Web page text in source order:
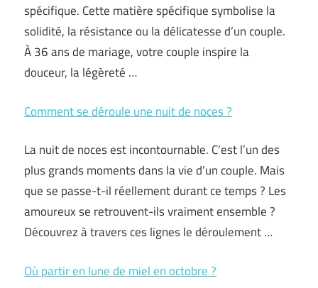
spécifique. Cette matière spécifique symbolise la
solidité, la résistance ou la délicatesse d’un couple.
À 36 ans de mariage, votre couple inspire la
douceur, la légèreté …
Comment se déroule une nuit de noces ?
La nuit de noces est incontournable. C’est l’un des
plus grands moments dans la vie d’un couple. Mais
que se passe-t-il réellement durant ce temps ? Les
amoureux se retrouvent-ils vraiment ensemble ?
Découvrez à travers ces lignes le déroulement …
Où partir en lune de miel en octobre ?